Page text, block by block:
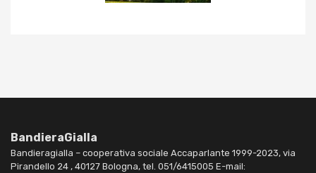
BandieraGialla
Bandieragialla – cooperativa sociale Accaparlante 1999-2023, via
Pirandello 24 , 40127 Bologna, tel. 051/6415005 E-mail: